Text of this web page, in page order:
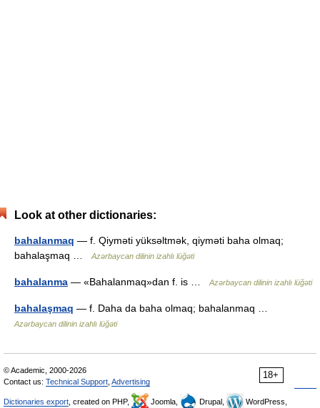
Look at other dictionaries:
bahalanmaq — f. Qiyməti yüksəltmək, qiyməti baha olmaq;
bahalaşmaq …
Azərbaycan dilinin izahlı lüğəti
bahalanma — «Bahalanmaq»dan f. is … Azərbaycan dilinin izahlı lüğəti
bahalaşmaq — f. Daha da baha olmaq; bahalanmaq …
Azərbaycan dilinin izahlı lüğəti
18+
© Academic, 2000-2026
Contact us: Technical Support Advertising
Dictionaries export , created on PHP, Joomla, Drupal, WordPress,